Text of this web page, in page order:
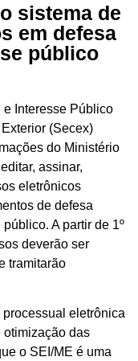
sistema de
em defesa
público
Interesse Público
(Secex)
do Ministério
assinar,
eletrônicos
de defesa
A partir de 1º
deverão ser
tramitarão
eletrônica
otimização das
o SEI/ME é uma